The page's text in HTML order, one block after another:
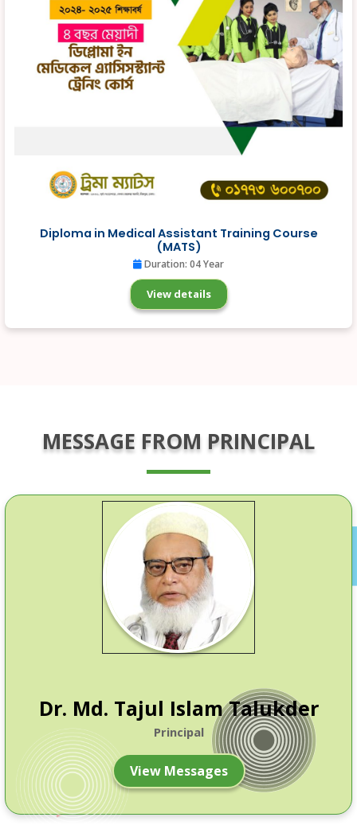
Diploma in Medical Assistant Training Course
(MATS)
Duration: 04 Year
View details
MESSAGE FROM PRINCIPAL
Dr. Md. Tajul Islam Talukder
Principal
View Messages